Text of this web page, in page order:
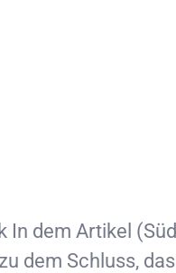
In dem Artikel
dem Schluss,